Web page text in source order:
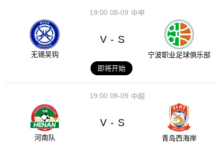
08-09
19:00 中甲
无锡吴钩
V - S
宁波职业足球俱乐部
即将开始
08-09
19:00 中超
河南队
V - S
青岛西海岸